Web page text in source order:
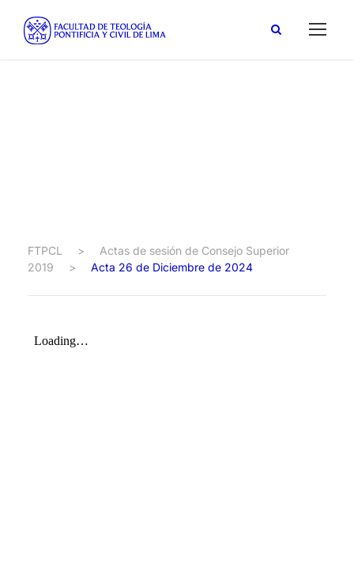
FTPCL >
Actas de sesión de Consejo Superior
2019
> Acta 26 de Diciembre de 2024